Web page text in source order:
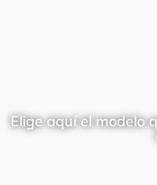
Elige aquí el modelo